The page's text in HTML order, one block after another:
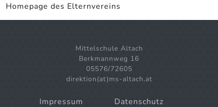
Homepage des Elternvereins
Mittelschule Altach
Berkmannweg 16
05576/72605
direktion(at)ms-altach.at
Impressum Datenschutz